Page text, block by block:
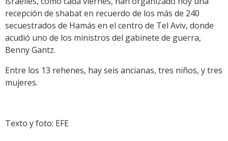
recepción de shabat en recuerdo de los más de 240
secuestrados de Hamás en el centro de Tel Aviv, donde
acudió uno de los ministros del gabinete de guerra,
Benny Gantz.
Entre los 13 rehenes, hay seis ancianas, tres niños, y tres
mujeres.
Texto y foto: EFE